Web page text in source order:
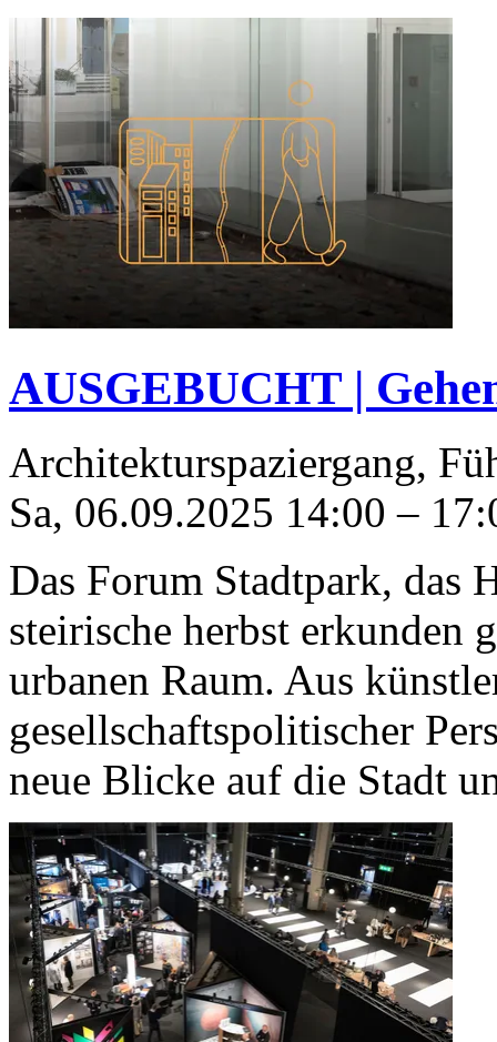
AUSGEBUCHT |
Architekturspaziergang,
Sa, 06.09.2025 14:00 –
Das Forum Stadtpark, das
steirische herbst erkunden
urbanen Raum. Aus
gesellschaftspolitischer
neue Blicke auf die Stadt